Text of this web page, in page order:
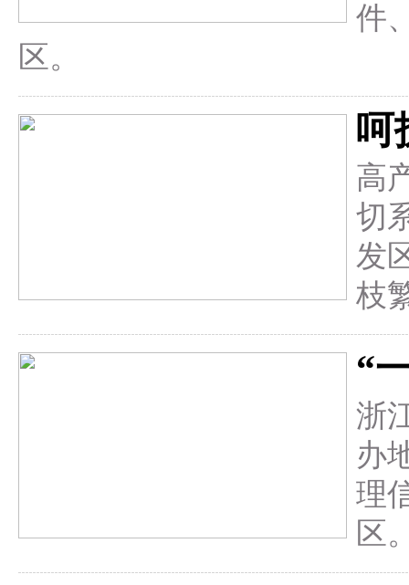
件
区。
呵
高
切
发
枝
“
浙
办
理
区